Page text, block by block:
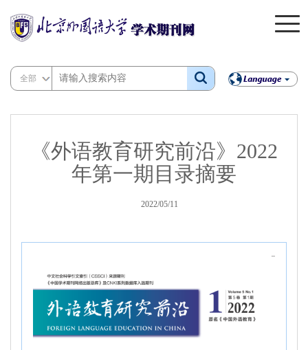
全部
《外语教育研究前沿》2022
年第一期目录摘要
2022/05/11